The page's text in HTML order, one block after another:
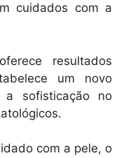
cuidados com a
resultados
um novo
sofisticação no
com a pele, o